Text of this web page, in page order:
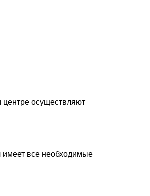
осуществляют
имеет все необходимые